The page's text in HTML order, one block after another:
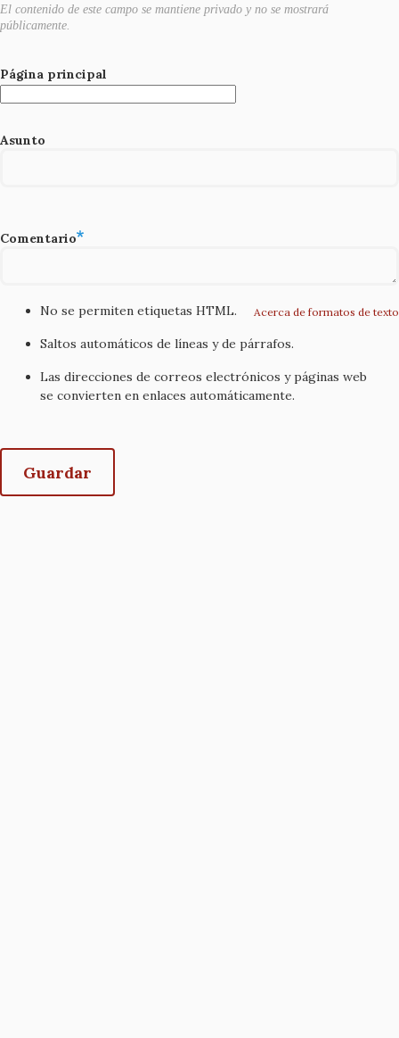
El contenido de este campo se mantiene privado y no se mostrará
públicamente.
Página principal
Asunto
Comentario
Acerca de formatos de texto
No se permiten etiquetas HTML.
Saltos automáticos de líneas y de párrafos.
Las direcciones de correos electrónicos y páginas web
se convierten en enlaces automáticamente.